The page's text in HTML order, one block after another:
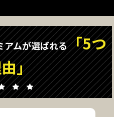
ムが選ばれる「5つ
」